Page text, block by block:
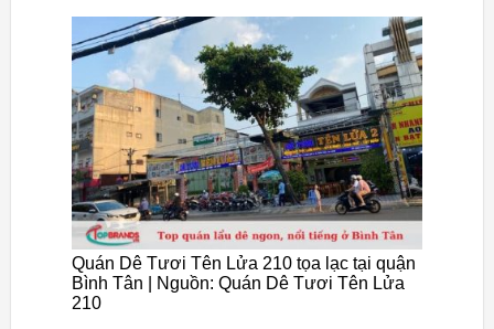
Quán Dê Tươi Tên Lửa 210 tọa lạc tại quận
Bình Tân | Nguồn: Quán Dê Tươi Tên Lửa
210